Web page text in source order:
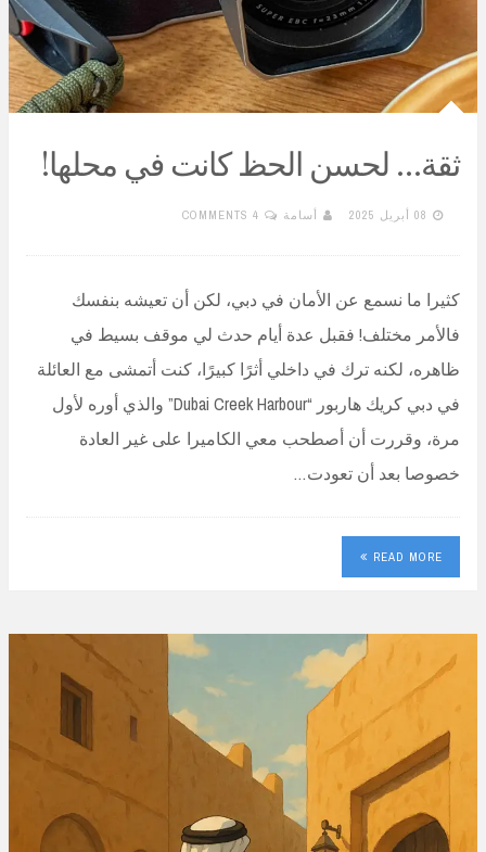
ثقة… لحسن الحظ كانت في محلها!
08 أبريل 2025 أسامة 4 COMMENTS
كثيرا ما نسمع عن الأمان في دبي، لكن أن تعيشه بنفسك
فالأمر مختلف! فقبل عدة أيام حدث لي موقف بسيط في
ظاهره، لكنه ترك في داخلي أثرًا كبيرًا، كنت أتمشى مع العائلة
في دبي كريك هاربور “Dubai Creek Harbour” والذي أوره لأول
مرة، وقررت أن أصطحب معي الكاميرا على غير العادة
خصوصا بعد أن تعودت…
READ MORE